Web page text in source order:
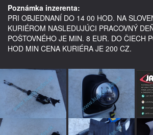
Poznámka inzerenta:
PRI OBJEDNANÍ DO 14 00 HOD. NA
KURIÉROM NASLEDUJÚCI PRACOVNÝ
POŠTOVNÉHO JE MIN. 8 EUR. DO ČIECH
HOD MIN CENA KURIÉRA JE 200 CZ.